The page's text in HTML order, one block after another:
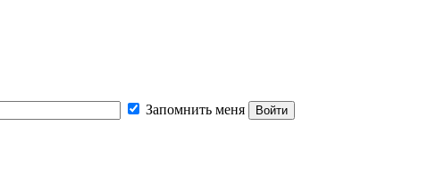
Запомнить меня Войти